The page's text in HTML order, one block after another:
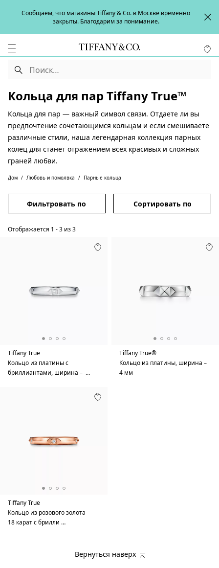
Сообщаем, что магазины Tiffany & Co. в Москве временно
закрыты. Благодарим за понимание.
Кольца для пар Tiffany True™
Кольца для пар — важный символ связи. Отдаете ли вы
предпочтение сочетающимся кольцам и если смешиваете
различные стили, наша легендарная коллекция парных
колец для станет отражением всех красивых и сложных
граней любви.
Дом Любовь и помолвка Парные кольца
Фильтровать по Сортировать по
Отображается 1 -3 из3
Tiffany True
Кольцо из платины с
бриллиантами, ширина – …
Tiffany True®
Кольцо из платины, ширина –
4 мм
Tiffany True
Кольцо из розового золота
18 карат с брилли …
Вернуться наверх